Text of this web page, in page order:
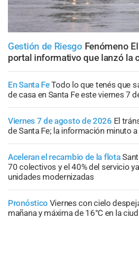
Gestión de Riesgo Fenómeno
portal informativo que lanzó la
En Santa FeTodo lo que tenés que
de casa en Santa Fe este viernes 7
Viernes 7 de agosto de 2026 El
de Santa Fe; la información minuto
Aceleran el recambio de la flota
70 colectivos y el 40% del servicio
unidades modernizadas
Pronóstico Viernes con cielo
mañana y máxima de 16°C en la